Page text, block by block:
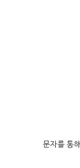
문자를 통